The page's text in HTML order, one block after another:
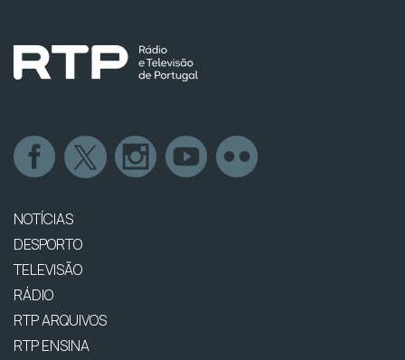
NOTÍCIAS
DESPORTO
TELEVISÃO
RÁDIO
RTP ARQUIVOS
RTP ENSINA